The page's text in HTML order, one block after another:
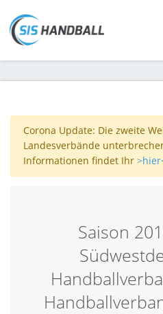
Corona Update: Die zweite
Landesverbände
Informationen findet Ihr
Saison